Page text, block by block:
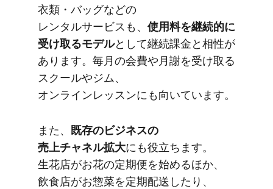
衣類・バッグなどの​
レンタルサービスも、 ​使用料を​継続的に​
受け取る​モデルと​して​継続課金と​相性が​
あります。​毎月の​会費や​月謝を​受け取る​
スクールや​ジム、​
オンラインレッスンにも​向いています。
また、
​既存の​ビジネスの​
売上チャネル拡大にも​役立ちます。​
生花店が​お花の​定期便を​始める​ほか、​
飲食店が​お惣菜を​定期配送したり、​